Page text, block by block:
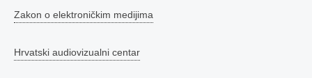
Zakon o elektroničkim medijima
Hrvatski audiovizualni centar